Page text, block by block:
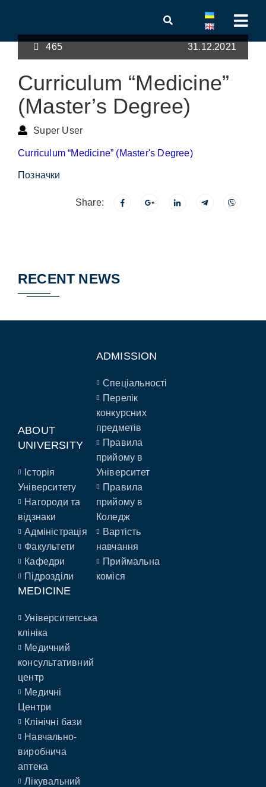
465 31.12.2021
Curriculum “Medicine”
(Master’s Degree)
Super User
Curriculum “Medicine” (Master's Degree)
Позначки
Share:
RECENT NEWS
ABOUT
UNIVERSITY
Історія
Університету
Нагороди та
відзнаки
Адміністрація
Факультети
Кафедри
Підрозділи
ADMISSION
Спеціальності
Перелік
конкурсних
предметів
Правила
прийому в
Університет
Правила
прийому в
Коледж
Вартість
навчання
Приймальна
коміся
MEDICINE
Університетська
клініка
Медичний
консультативний
центр
Медичні
Центри
Клінічні бази
Навчально-
виробнича
аптека
Лікувальний